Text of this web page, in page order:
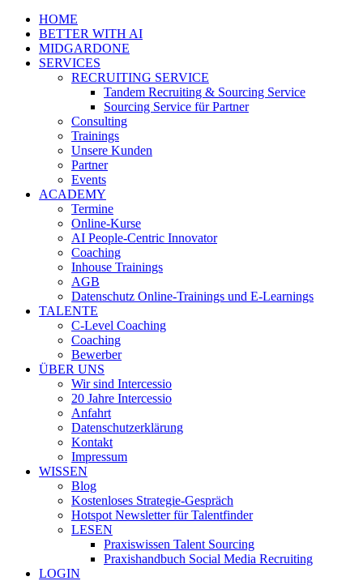
HOME
BETTER WITH AI
MIDGARDONE
SERVICES
RECRUITING SERVICE
Tandem Recruiting & Sourcing Service
Sourcing Service für Partner
Consulting
Trainings
Unsere Kunden
Partner
Events
ACADEMY
Termine
Online-Kurse
AI People-Centric Innovator
Coaching
Inhouse Trainings
AGB
Datenschutz Online-Trainings und E-Learnings
TALENTE
C-Level Coaching
Coaching
Bewerber
ÜBER UNS
Wir sind Intercessio
20 Jahre Intercessio
Anfahrt
Datenschutzerklärung
Kontakt
Impressum
WISSEN
Blog
Kostenloses Strategie-Gespräch
Hotspot Newsletter für Talentfinder
LESEN
Praxiswissen Talent Sourcing
Praxishandbuch Social Media Recruiting
LOGIN